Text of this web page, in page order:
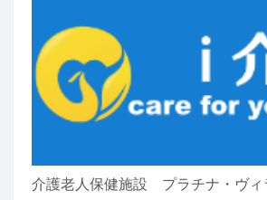
介護老人保健施設 プラチナ・ヴィ